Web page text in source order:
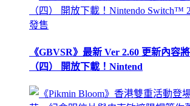
《GBVSR》最新 Ver 2.60 更新內容
（四） 開放下載！Nintend